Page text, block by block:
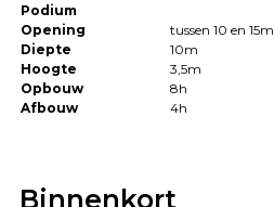
Podium
Opening
tussen 10 en 15m
Diepte
10m
Hoogte
3,5m
Opbouw
8h
Afbouw
4h
Binnenkort